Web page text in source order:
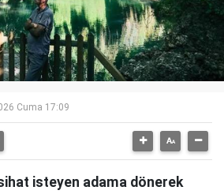
Cuma 17:09
isteyen adama dönerek